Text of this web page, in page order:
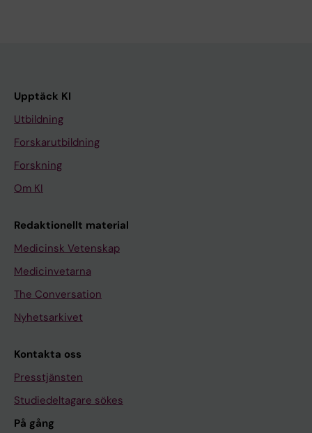
Upptäck KI
Utbildning
Forskarutbildning
Forskning
Om KI
Redaktionellt material
Medicinsk Vetenskap
Medicinvetarna
The Conversation
Nyhetsarkivet
Kontakta oss
Presstjänsten
Studiedeltagare sökes
På gång